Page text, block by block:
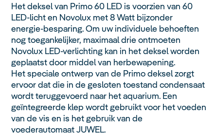
Het deksel van Primo 60 LED is voorzien van 60
LED-licht en Novolux met 8 Watt bijzonder
energie-besparing. Om uw individuele behoeften
nog toegankelijker, maximaal drie ontmoeten
Novolux LED-verlichting kan in het deksel worden
geplaatst door middel van herbewapening.
Het speciale ontwerp van de Primo deksel zorgt
ervoor dat die in de gesloten toestand condensaat
wordt teruggevoerd naar het aquarium. Een
geïntegreerde klep wordt gebruikt voor het voeden
van de vis en is het gebruik van de
voederautomaat JUWEL.